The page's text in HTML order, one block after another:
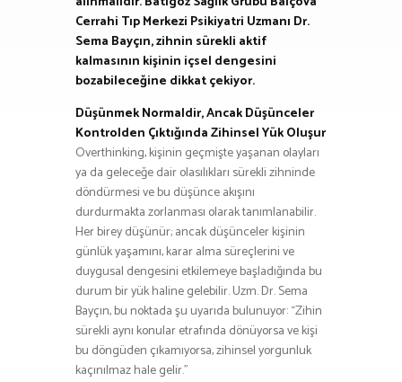
Cerrahi Tıp Merkezi Psikiyatri Uzmanı Dr.
Sema Bayçın, zihnin sürekli aktif
kalmasının kişinin içsel dengesini
bozabileceğine dikkat çekiyor.
Düşünmek Normaldir, Ancak Düşünceler
Kontrolden Çıktığında Zihinsel Yük Oluşur
Overthinking, kişinin geçmişte yaşanan olayları
ya da geleceğe dair olasılıkları sürekli zihninde
döndürmesi ve bu düşünce akışını
durdurmakta zorlanması olarak tanımlanabilir.
Her birey düşünür; ancak düşünceler kişinin
günlük yaşamını, karar alma süreçlerini ve
duygusal dengesini etkilemeye başladığında bu
durum bir yük haline gelebilir. Uzm. Dr. Sema
Bayçın, bu noktada şu uyarıda bulunuyor: “Zihin
sürekli aynı konular etrafında dönüyorsa ve kişi
bu döngüden çıkamıyorsa, zihinsel yorgunluk
kaçınılmaz hale gelir.”